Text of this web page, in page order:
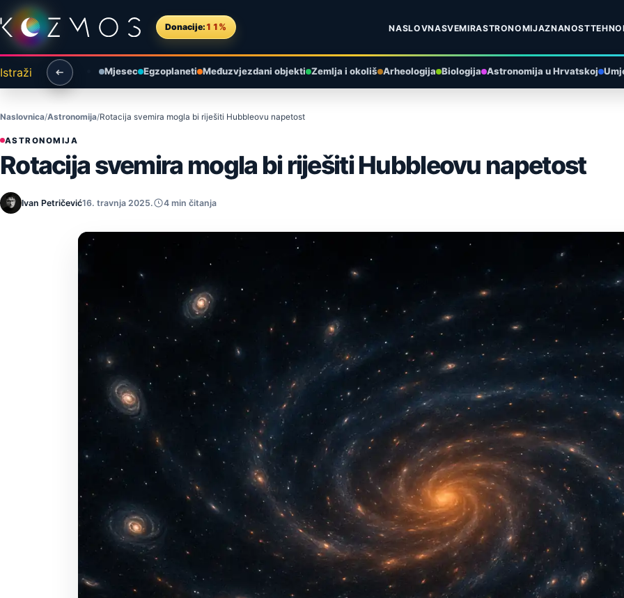
Preskoči na sadržaj
Donacije: 11% NASLOVNASVEMIRASTRONOMIJAZNANOST
Istraži Mjesec Egzoplaneti Međuzvjezdani objekti Zemlja i okoliš Arheologija Biologija Astronomija u Hrvatskoj
Naslovnica Astronomija Rotacija svemira mogla bi riješiti Hubbleovu napetost
ASTRONOMIJA
Rotacija svemira mogla bi riješiti Hubbleovu napetost
Ivan Petričević16. travnja 2025. 4 min čitanja